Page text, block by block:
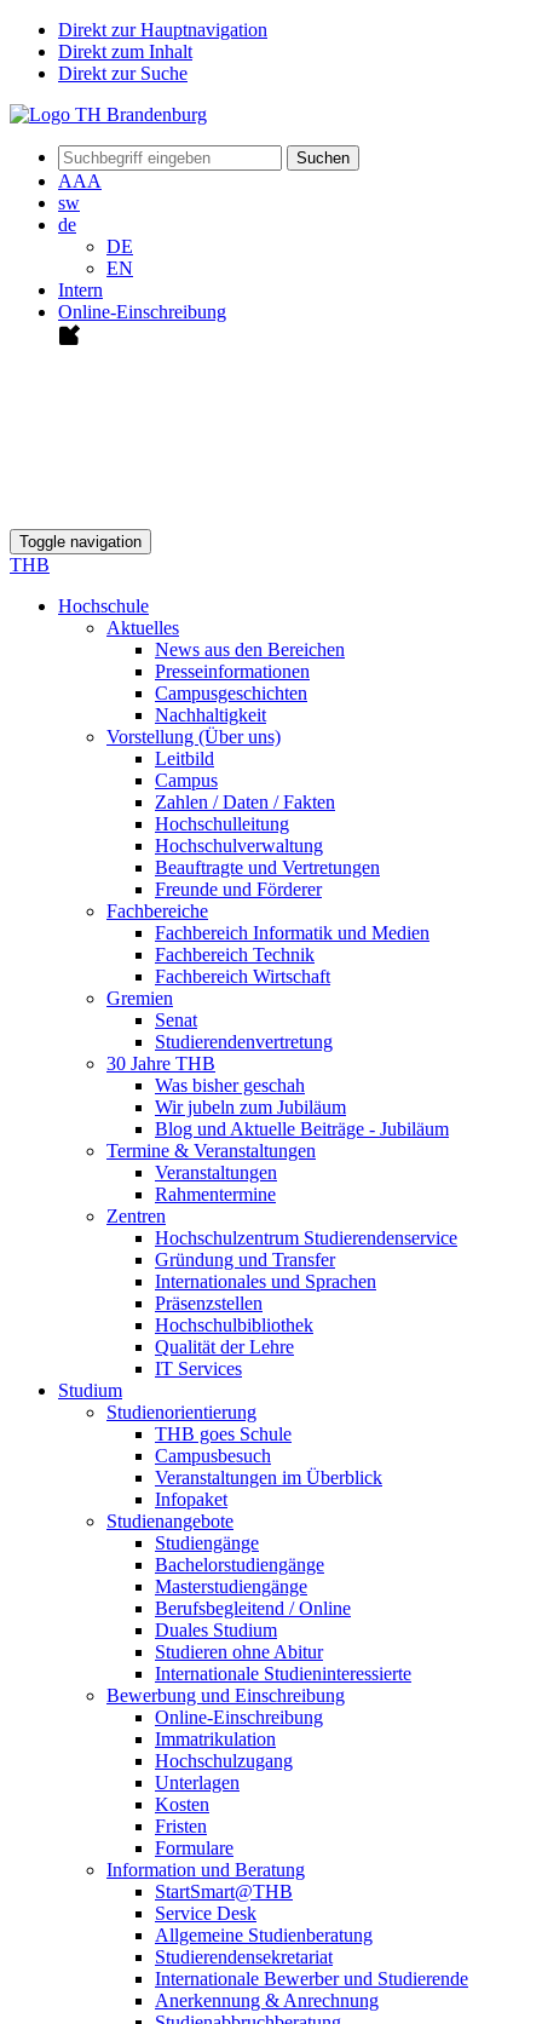
Direkt zur Hauptnavigation
Direkt zum Inhalt
Direkt zur Suche
Suchen
AAA
sw
de
DE
EN
Intern
Online-Einschreibung
Toggle navigation
THB
Hochschule
Aktuelles
News aus den Bereichen
Presseinformationen
Campusgeschichten
Nachhaltigkeit
Vorstellung (Über uns)
Leitbild
Campus
Zahlen / Daten / Fakten
Hochschulleitung
Hochschulverwaltung
Beauftragte und Vertretungen
Freunde und Förderer
Fachbereiche
Fachbereich Informatik und Medien
Fachbereich Technik
Fachbereich Wirtschaft
Gremien
Senat
Studierendenvertretung
30 Jahre THB
Was bisher geschah
Wir jubeln zum Jubiläum
Blog und Aktuelle Beiträge - Jubiläum
Termine & Veranstaltungen
Veranstaltungen
Rahmentermine
Zentren
Hochschulzentrum Studierendenservice
Gründung und Transfer
Internationales und Sprachen
Präsenzstellen
Hochschulbibliothek
Qualität der Lehre
IT Services
Studium
Studienorientierung
THB goes Schule
Campusbesuch
Veranstaltungen im Überblick
Infopaket
Studienangebote
Studiengänge
Bachelorstudiengänge
Masterstudiengänge
Berufsbegleitend / Online
Duales Studium
Studieren ohne Abitur
Internationale Studieninteressierte
Bewerbung und Einschreibung
Online-Einschreibung
Immatrikulation
Hochschulzugang
Unterlagen
Kosten
Fristen
Formulare
Information und Beratung
StartSmart@THB
Service Desk
Allgemeine Studienberatung
Studierendensekretariat
Internationale Bewerber und Studierende
Anerkennung & Anrechnung